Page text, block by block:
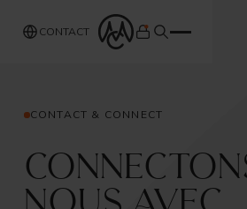
CONTACT
CONTACT & CONNECT